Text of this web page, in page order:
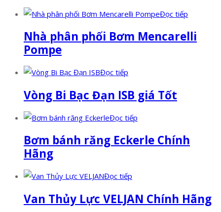
Đọc tiếp
Nhà phân phối Bơm Mencarelli
Pompe
Đọc tiếp
Vòng Bi Bạc Đạn ISB giá Tốt
Đọc tiếp
Bơm bánh răng Eckerle Chính
Hãng
Đọc tiếp
Van Thủy Lực VELJAN Chính Hãng